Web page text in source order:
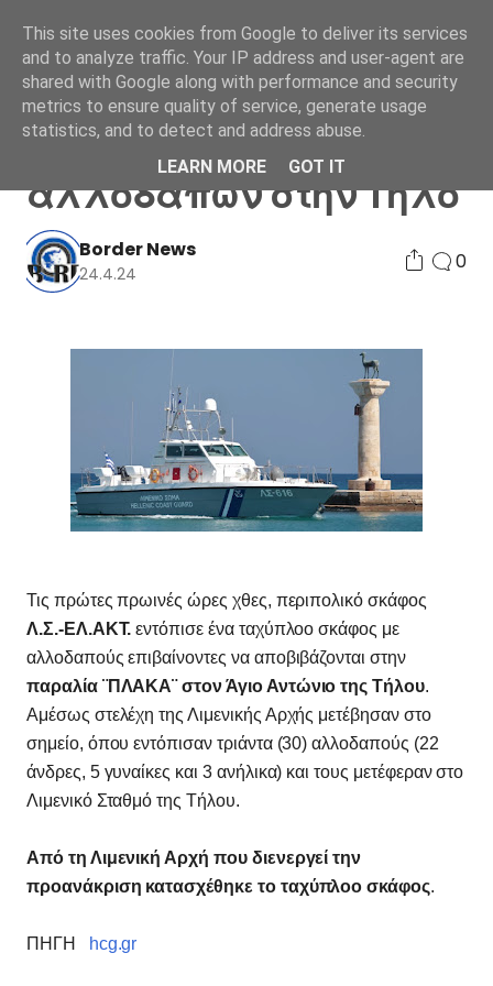
Εντοπισμός 30
αλλοδαπών στην Τήλο
Border News
24.4.24
0
Τις πρώτες πρωινές ώρες χθες, περιπολικό σκάφος
Λ.Σ.-ΕΛ.ΑΚΤ. εντόπισε ένα ταχύπλοο σκάφος με
αλλοδαπούς επιβαίνοντες να αποβιβάζονται στην
παραλία ¨ΠΛΑΚΑ¨ στον Άγιο Αντώνιο της Τήλου.
Αμέσως στελέχη της Λιμενικής Αρχής μετέβησαν στο
σημείο, όπου εντόπισαν τριάντα (30) αλλοδαπούς (22
άνδρες, 5 γυναίκες και 3 ανήλικα) και τους μετέφεραν στο
Λιμενικό Σταθμό της Τήλου.
Από τη Λιμενική Αρχή που διενεργεί την
προανάκριση κατασχέθηκε το ταχύπλοο σκάφος.
ΠΗΓΗ hcg.gr
This site uses cookies from Google to deliver its services
and to analyze traffic. Your IP address and user-agent are
shared with Google along with performance and security
metrics to ensure quality of service, generate usage
statistics, and to detect and address abuse.
LEARN MORE
GOT IT